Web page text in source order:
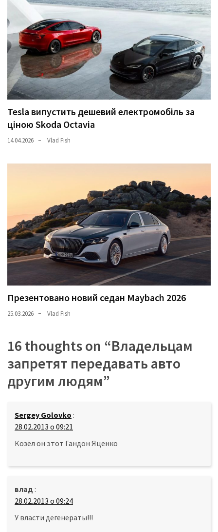
Tesla випустить дешевий електромобіль за
ціною Skoda Octavia
14.04.2026 Vlad Fish
Презентовано новий седан Maybach 2026
25.03.2026 Vlad Fish
16 thoughts on “Владельцам
запретят передавать авто
другим людям”
Sergey Golovko :
28.02.2013 о 09:21
Козёл он этот Гандон Яценко
влад :
28.02.2013 о 09:24
У власти дегенераты!!!